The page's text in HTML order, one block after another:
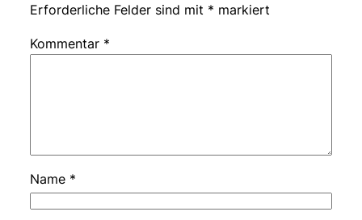
Erforderliche Felder sind mit * markiert
Kommentar *
Name *